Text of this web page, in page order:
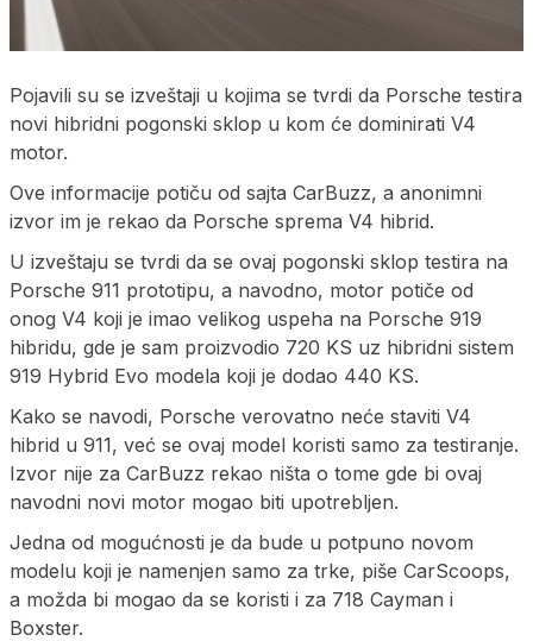
Pojavili su se izveštaji u kojima se tvrdi da Porsche testira
novi hibridni pogonski sklop u kom će dominirati V4
motor.
Ove informacije potiču od sajta CarBuzz, a anonimni
izvor im je rekao da Porsche sprema V4 hibrid.
U izveštaju se tvrdi da se ovaj pogonski sklop testira na
Porsche 911 prototipu, a navodno, motor potiče od
onog V4 koji je imao velikog uspeha na Porsche 919
hibridu, gde je sam proizvodio 720 KS uz hibridni sistem
919 Hybrid Evo modela koji je dodao 440 KS.
Kako se navodi, Porsche verovatno neće staviti V4
hibrid u 911, već se ovaj model koristi samo za testiranje.
Izvor nije za CarBuzz rekao ništa o tome gde bi ovaj
navodni novi motor mogao biti upotrebljen.
Jedna od mogućnosti je da bude u potpuno novom
modelu koji je namenjen samo za trke, piše CarScoops,
a možda bi mogao da se koristi i za 718 Cayman i
Boxster.